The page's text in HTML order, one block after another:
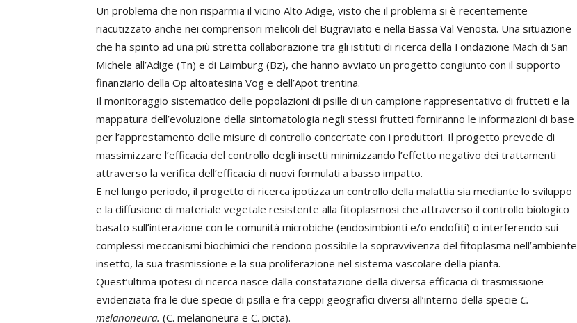
Un problema che non risparmia il vicino Alto Adige, visto che il problema si è recentemente
riacutizzato anche nei comprensori melicoli del Bugraviato e nella Bassa Val Venosta. Una situazione
che ha spinto ad una più stretta collaborazione tra gli istituti di ricerca della Fondazione Mach di San
Michele all’Adige (Tn) e di Laimburg (Bz), che hanno avviato un progetto congiunto con il supporto
finanziario della Op altoatesina Vog e dell’Apot trentina.
Il monitoraggio sistematico delle popolazioni di psille di un campione rappresentativo di frutteti e la
mappatura dell’evoluzione della sintomatologia negli stessi frutteti forniranno le informazioni di base
per l’apprestamento delle misure di controllo concertate con i produttori. Il progetto prevede di
massimizzare l’efficacia del controllo degli insetti minimizzando l’effetto negativo dei trattamenti
attraverso la verifica dell’efficacia di nuovi formulati a basso impatto.
E nel lungo periodo, il progetto di ricerca ipotizza un controllo della malattia sia mediante lo sviluppo
e la diffusione di materiale vegetale resistente alla fitoplasmosi che attraverso il controllo biologico
basato sull’interazione con le comunità microbiche (endosimbionti e/o endofiti) o interferendo sui
complessi meccanismi biochimici che rendono possibile la sopravvivenza del fitoplasma nell’ambiente
insetto, la sua trasmissione e la sua proliferazione nel sistema vascolare della pianta.
Quest’ultima ipotesi di ricerca nasce dalla constatazione della diversa efficacia di trasmissione
evidenziata fra le due specie di psilla e fra ceppi geografici diversi all’interno della specie C.
melanoneura. (C. melanoneura e C. picta).